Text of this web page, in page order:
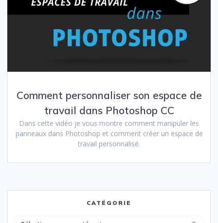
Comment personnaliser son espace de
travail dans Photoshop CC
Dans cette vidéo je vous montre comment manipuler les
panneaux dans Photoshop et comment créer un espace de
travail personnalisé.
CATÉGORIE